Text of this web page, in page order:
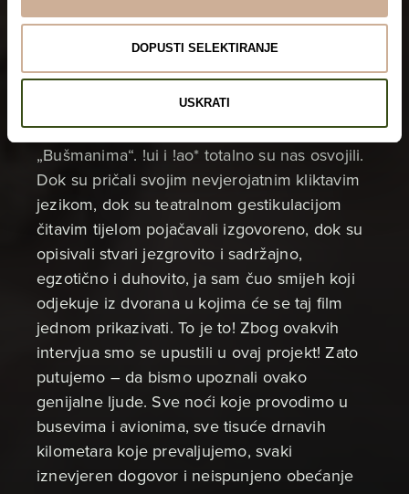
DOPUSTI SELEKTIRANJE
USKRATI
Početna stranica
Zvijezda je rođena!
„Zvijezde su rođene!“ uskliknuo sam nakon
što smo završili intervju s jednim zaljubljenim
parom iz naroda San, takozvanim
„Bušmanima“. !ui i !ao* totalno su nas osvojili.
Dok su pričali svojim nevjerojatnim kliktavim
jezikom, dok su teatralnom gestikulacijom
čitavim tijelom pojačavali izgovoreno, dok su
opisivali stvari jezgrovito i sadržajno,
egzotično i duhovito, ja sam čuo smijeh koji
odjekuje iz dvorana u kojima će se taj film
jednom prikazivati. To je to! Zbog ovakvih
intervjua smo se upustili u ovaj projekt! Zato
putujemo – da bismo upoznali ovako
genijalne ljude. Sve noći koje provodimo u
busevima i avionima, sve tisuće drnavih
kilometara koje prevaljujemo, svaki
iznevjeren dogovor i neispunjeno obećanje